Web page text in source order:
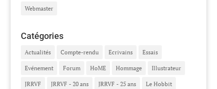
Webmaster
Catégories
Actualités Compte-rendu Ecrivains Essais
Evénement Forum HoME Hommage Illustrateur
JRRVF JRRVF - 20 ans JRRVF - 25 ans Le Hobbit